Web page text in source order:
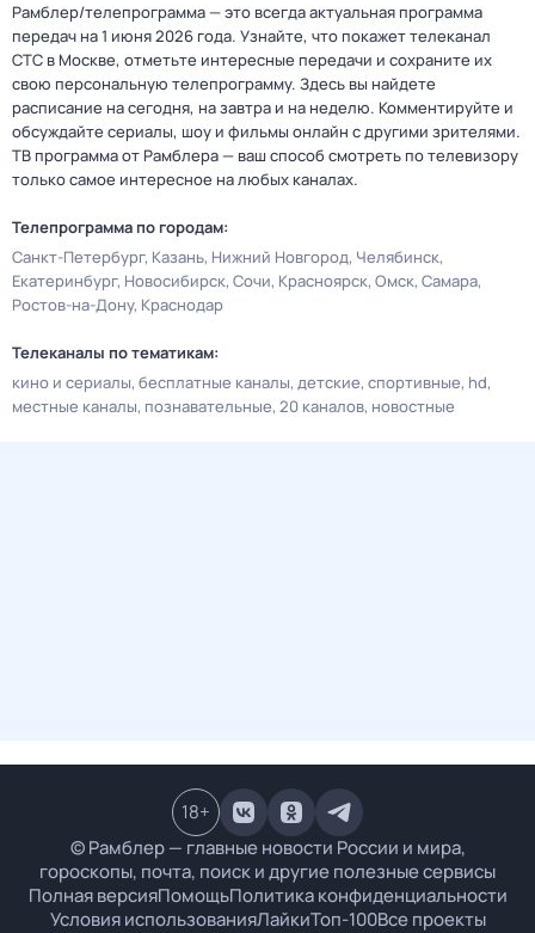
Рамблер/телепрограмма — это всегда актуальная программа
передач на 1 июня 2026 года. Узнайте, что покажет телеканал
СТС в Москве, отметьте интересные передачи и сохраните их
свою персональную телепрограмму. Здесь вы найдете
расписание на сегодня, на завтра и на неделю. Комментируйте и
обсуждайте сериалы, шоу и фильмы онлайн с другими зрителями.
ТВ программа от Рамблера — ваш способ смотреть по телевизору
только самое интересное на любых каналах.
Телепрограмма по городам:
Санкт-Петербург Казань Нижний Новгород Челябинск
Екатеринбург Новосибирск Сочи Красноярск Омск Самара
Ростов-на-Дону Краснодар
Телеканалы по тематикам:
кино и сериалы бесплатные каналы детские спортивные hd
местные каналы познавательные 20 каналов новостные
© Рамблер — главные новости России и мира,
гороскопы, почта, поиск и другие полезные сервисы
Полная версияПомощьПолитика конфиденциальности
Условия использованияЛайкиТоп-100Все проекты
18+